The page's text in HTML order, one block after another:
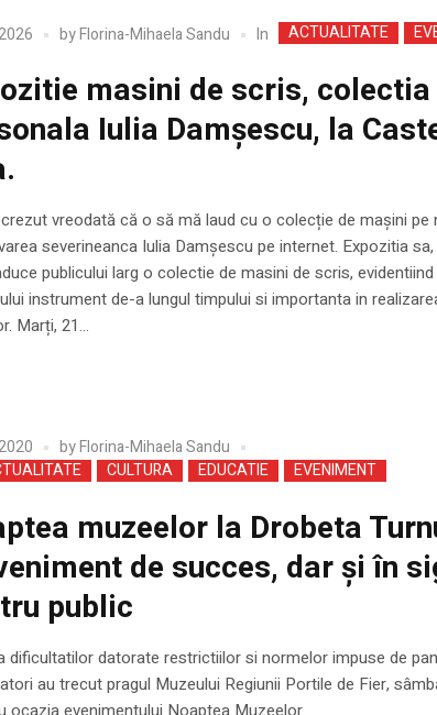
byFlorina-Mihaela Sandu In ACTUALITATE
masini de scris, colectia
Iulia Damșescu, la
vreodată că o să mă laud cu o colecție de mașini pe
severineanca Iulia Damșescu pe internet. Expozitia
publicului larg o colectie de masini de scris,
instrument de-a lungul timpului si importanta in
Marți, 21...
byFlorina-Mihaela Sandu
CULTURA EDUCATIE EVENIMENT
muzeelor la Drobeta
de succes, dar și în
public
dificultatilor datorate restrictiilor si normelor impuse de
au trecut pragul Muzeului Regiunii Portile de Fier,